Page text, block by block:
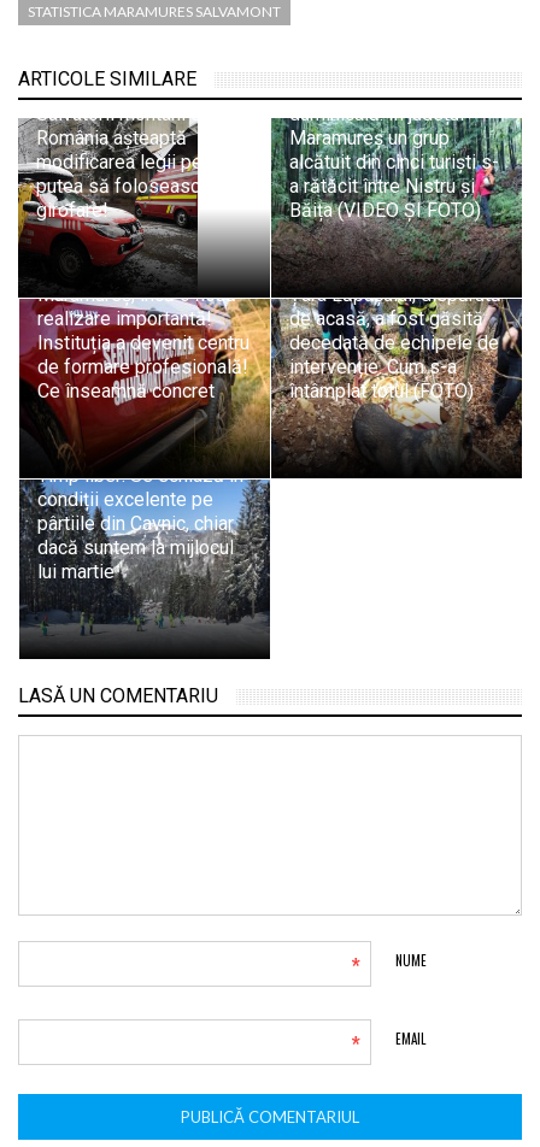
STATISTICA MARAMURES SALVAMONT
ARTICOLE SIMILARE
Salvatorii montani din
România așteaptă
modificarea legii pentru a
putea să folosească
girofare!
Actualizare 2: Alerta
duminicală: În județul
Maramureș un grup
alcătuit din cinci turiști s-
a rătăcit între Nistru și
Băița (VIDEO ȘI FOTO)
Veste bună: Salvamont
Maramureș, încă o nouă
realizare importantă!
Instituția a devenit centru
de formare profesională!
Ce înseamnă concret
Actualizare 2: Tragic: O
femeie de 80 de ani din
Țara Lăpușului, dispărută
de acasă, a fost găsită
decedată de echipele de
intervenție. Cum s-a
întâmplat totul (FOTO)
Timp liber: Se schiază în
condiții excelente pe
pârtiile din Cavnic, chiar
dacă suntem la mijlocul
lui martie
LASĂ UN COMENTARIU
NUME
*
EMAIL
*